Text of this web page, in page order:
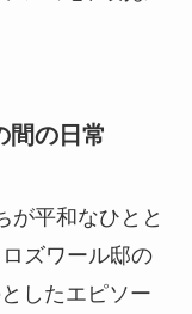
間の日常
が平和なひとと
ズワール邸の
したエピソー